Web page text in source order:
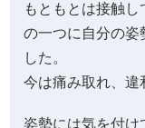
もともとは接触
の一つに自分の姿
した。
今は痛み取れ、違
姿勢には気を付け